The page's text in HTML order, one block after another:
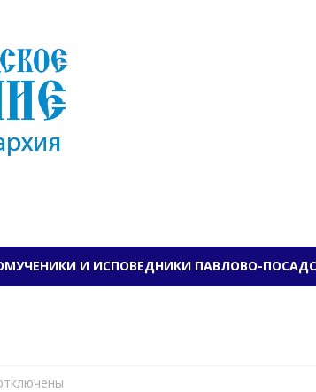
ПАВЛОВО-
И ИСПОВЕДНИКИ ПАВЛОВО-